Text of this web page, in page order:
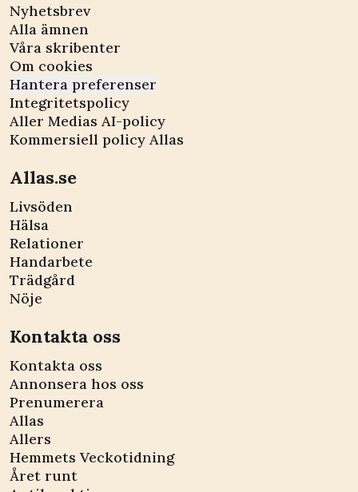
Nyhetsbrev
Alla ämnen
Våra skribenter
Om cookies
Hantera preferenser
Integritetspolicy
Aller Medias AI-policy
Kommersiell policy Allas
Allas.se
Livsöden
Hälsa
Relationer
Handarbete
Trädgård
Nöje
Kontakta oss
Kontakta oss
Annonsera hos oss
Prenumerera
Allas
Allers
Hemmets Veckotidning
Året runt